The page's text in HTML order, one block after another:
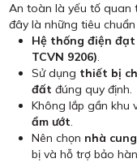
An toàn là yếu tố quan
đây là những tiêu
Hệ thống điện
TCVN 9206).
Sử dụng thiết bị
đất đúng quy định.
Không lắp gần khu
ẩm ướt.
Nên chọn nhà
bị và hỗ trợ bảo